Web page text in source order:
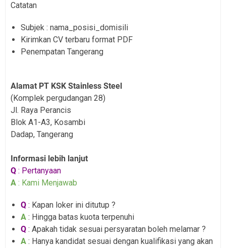
Catatan
Subjek : nama_posisi_domisili
Kirimkan CV terbaru format PDF
Penempatan Tangerang
Alamat PT KSK Stainless Steel
(Komplek pergudangan 28)
Jl. Raya Perancis
Blok A1-A3, Kosambi
Dadap, Tangerang
Informasi lebih lanjut
Q : Pertanyaan
A : Kami Menjawab
Q : Kapan loker ini ditutup ?
A : Hingga batas kuota terpenuhi
Q : Apakah tidak sesuai persyaratan boleh melamar ?
A : Hanya kandidat sesuai dengan kualifikasi yang akan